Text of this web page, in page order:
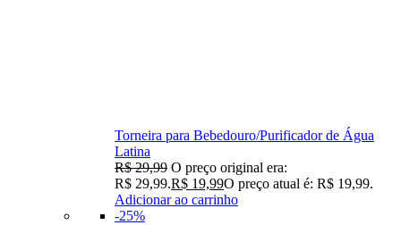
Torneira para Bebedouro/Purificador de Água
Latina
R$29,99 O preço original era:
R$ 29,99.R$ 19,99O preço atual é: R$ 19,99.
Adicionar ao carrinho
-25%